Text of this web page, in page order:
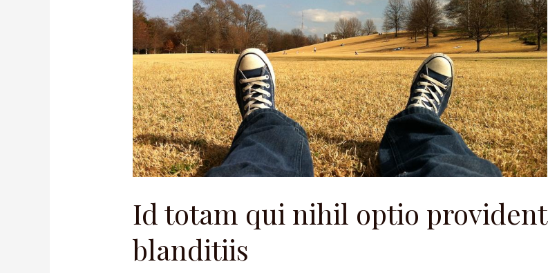
Id totam qui nihil optio provident
blanditiis